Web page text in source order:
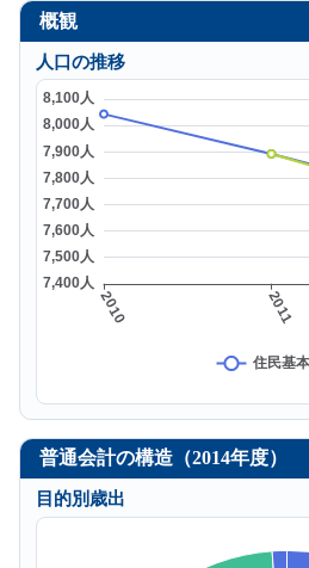
概観
人口の推移
普通会計の構造（2014年度）
目的別歳出